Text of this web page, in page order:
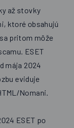
až stovky
ktoré obsahujú
pritom môže
ESET
mája 2024
eviduje
Nomani.
ESET po